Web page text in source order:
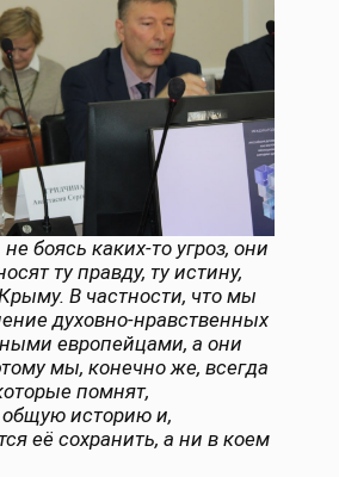
боясь каких-то угроз, они
ту правду, ту истину,
В частности, что мы
духовно-нравственных
европейцами, а они
мы, конечно же, всегда
помнят,
историю и,
её сохранить, а ни в коем